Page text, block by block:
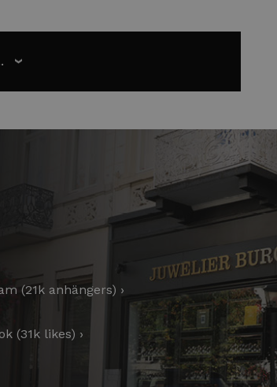
›
(21k anhängers) ›
(31k likes) ›